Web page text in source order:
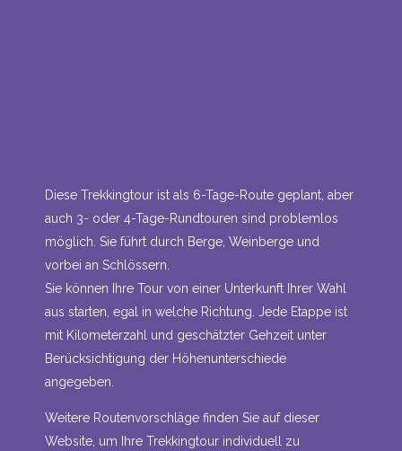
Diese Trekkingtour ist als 6-Tage-Route geplant, aber
auch 3- oder 4-Tage-Rundtouren sind problemlos
möglich. Sie führt durch Berge, Weinberge und
vorbei an Schlössern.
Sie können Ihre Tour von einer Unterkunft Ihrer Wahl
aus starten, egal in welche Richtung. Jede Etappe ist
mit Kilometerzahl und geschätzter Gehzeit unter
Berücksichtigung der Höhenunterschiede
angegeben.
Weitere Routenvorschläge finden Sie auf dieser
Website, um Ihre Trekkingtour individuell zu